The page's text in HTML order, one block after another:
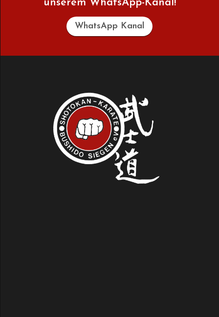
unserem WhatsApp-Kanal!
WhatsApp Kanal